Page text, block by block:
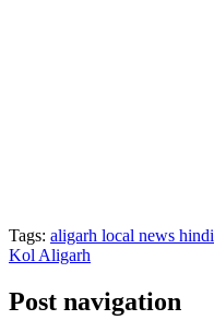
Tags: aligarh local news hindi
Kol Aligarh
Post navigation